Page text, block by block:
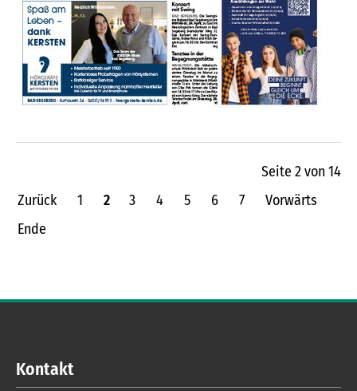
Seite 2 von 14
Zurück
1 2 3 4 5 6 7
Vorwärts
Ende
Kontakt